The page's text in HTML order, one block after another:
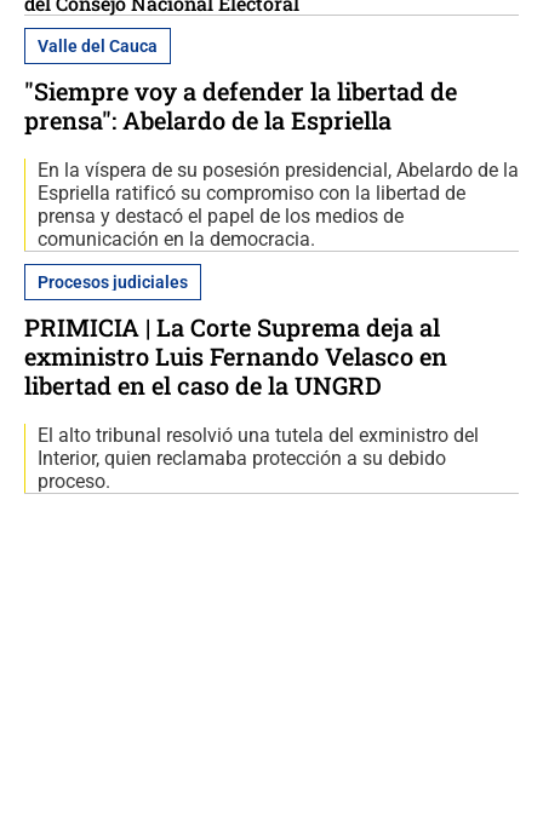
Valle del Cauca
"Siempre voy a defender la libertad de
prensa": Abelardo de la Espriella
En la víspera de su posesión presidencial, Abelardo de la
Espriella ratificó su compromiso con la libertad de
prensa y destacó el papel de los medios de
comunicación en la democracia.
Procesos judiciales
PRIMICIA | La Corte Suprema deja al
exministro Luis Fernando Velasco en
libertad en el caso de la UNGRD
El alto tribunal resolvió una tutela del exministro del
Interior, quien reclamaba protección a su debido
proceso.